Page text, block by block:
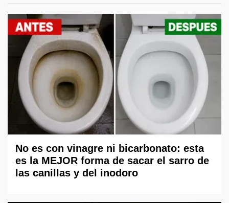
No es con vinagre ni bicarbonato: esta
es la MEJOR forma de sacar el sarro de
las canillas y del inodoro